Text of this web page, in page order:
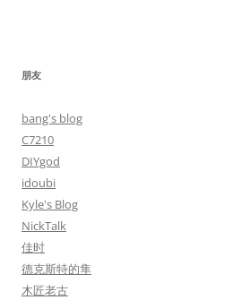
朋友
bang's blog
C7210
DIYgod
idoubi
Kyle's Blog
NickTalk
佳时
德克斯特的隼
木匠老古